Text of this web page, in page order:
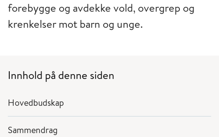
forebygge og avdekke vold, overgrep og
krenkelser mot barn og unge.
Innhold på denne siden
Hovedbudskap
Sammendrag